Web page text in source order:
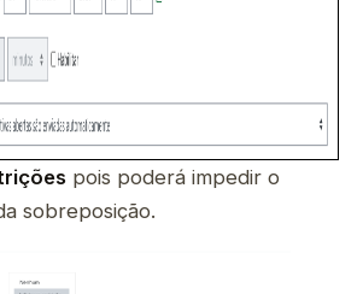
pois poderá impedir o
sobreposição.